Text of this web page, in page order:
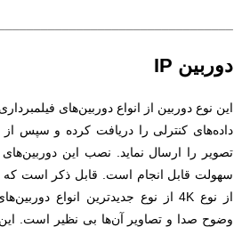
دوربین IP
این نوع دوربین از انواع دوربین‌های